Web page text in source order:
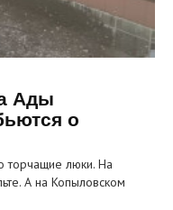
Ады
о
торчащие люки. На
А на Копыловском